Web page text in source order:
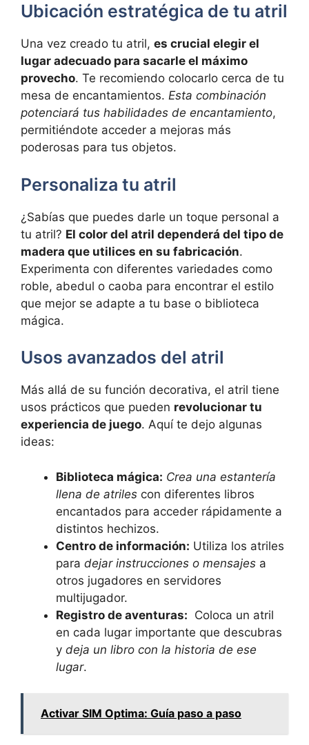
Ubicación‍ estratégica de tu atril
Una vez‍ creado ⁣tu atril,‍ es crucial elegir​ el ​
lugar adecuado para sacarle​ el máximo
provecho. Te recomiendo colocarlo cerca‌ de tu ​
mesa ‍de encantamientos. Esta combinación⁣
potenciará tus habilidades de ⁤encantamiento,
permitiéndote acceder⁤ a ​mejoras más
poderosas para ‌tus objetos.
Personaliza ⁤tu atril
¿Sabías que puedes darle un toque personal a⁣
tu atril? El color del atril⁣ dependerá ​del tipo de
madera ‌que utilices en su fabricación.​
Experimenta ‌con diferentes variedades⁤ como
roble, abedul o ⁢caoba para encontrar el estilo
que mejor se adapte a tu base ⁣o biblioteca
⁤mágica.
Usos avanzados del atril
Más allá de ⁣su función decorativa, ⁣el atril‍ tiene
usos prácticos ‍que pueden revolucionar tu⁣
experiencia de juego. Aquí ‌te dejo algunas
⁤ideas:
Biblioteca ⁢mágica: Crea una estantería‌
llena ​de ‌atriles con diferentes libros
⁢encantados⁣ para‌ acceder rápidamente a
distintos hechizos.
Centro​ de información: Utiliza los atriles
para dejar instrucciones o mensajes a
otros ‌jugadores‍ en servidores
⁢multijugador.
Registro⁣ de​ aventuras: ​ Coloca un atril
en cada ⁢lugar importante que descubras
⁢y deja un ⁣libro‌ con ​la⁤ historia de ese
lugar.
Activar SIM Optima: Guía paso a paso